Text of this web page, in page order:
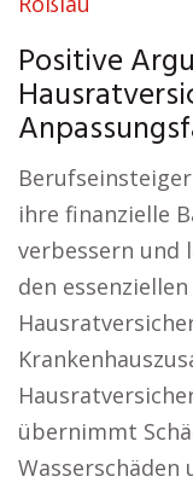
Positive
ihre finanzielle
verbessern und
den
übernimmt
Wasserschäden